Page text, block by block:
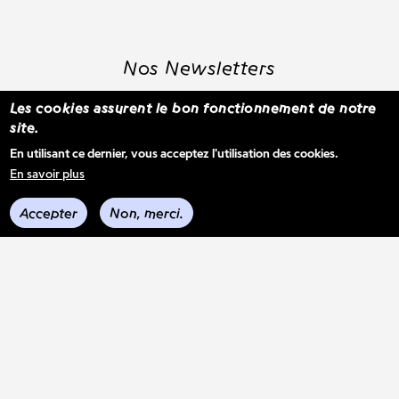
Nos Newsletters
Voir les derniers envois
Les cookies assurent le bon fonctionnement de notre
site.
En utilisant ce dernier, vous acceptez l'utilisation des cookies.
En savoir plus
Accepter Non, merci.